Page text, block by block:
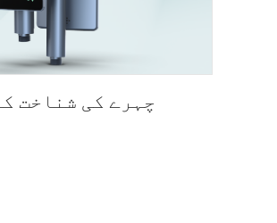
چہرے کی شناخت